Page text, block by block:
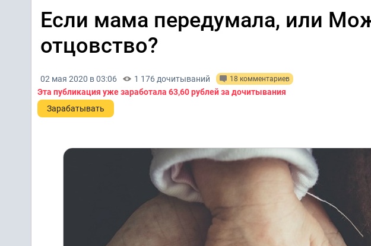
Если мама передумала, или
отцовство?
02 мая 2020 в 03:06 1 176 дочитываний 18 комментариев
Эта публикация уже заработала 63,60 рублейза дочитывания
Зарабатывать